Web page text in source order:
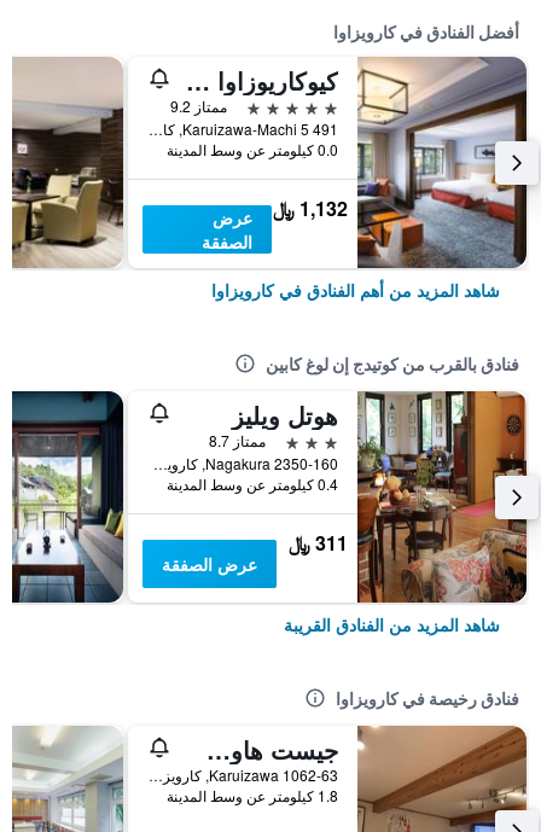
أفضل الفنادق في كارويزاوا
كيوكاريوزاوا كيكايو، كوريو كوليكشن باي هيلتون
5 نجوم
ممتاز 9.2
491 5 Karuizawa-Machi, كارويزاوا, اليابان
0.0 كيلومتر عن وسط المدينة
1,132 ﷼
عرض
الصفقة
شاهد المزيد من أهم الفنادق في كارويزاوا
فنادق بالقرب من كوتيدج إن لوغ كابين
هوتل ويليز
3 نجوم
ممتاز 8.7
Nagakura 2350-160, كارويزاوا, اليابان
0.4 كيلومتر عن وسط المدينة
311 ﷼
عرض الصفقة
شاهد المزيد من الفنادق القريبة
فنادق رخيصة في كارويزاوا
جيست هاوس تشاكون كارويزاوا
1062-63 Karuizawa, كارويزاوا, اليابان
1.8 كيلومتر عن وسط المدينة